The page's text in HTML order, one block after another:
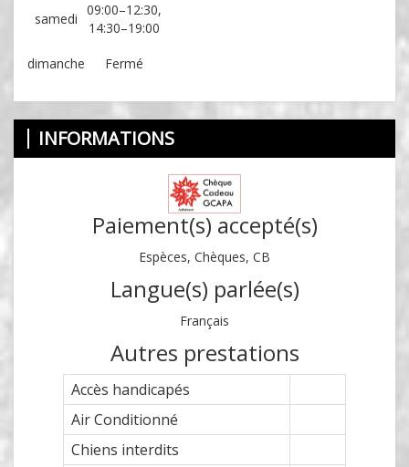
samedi
09:00–12:30,
14:30–19:00
dimanche Fermé
INFORMATIONS
Paiement(s) accepté(s)
Espèces, Chèques, CB
Langue(s) parlée(s)
Français
Autres prestations
Accès handicapés
Air Conditionné
Chiens interdits